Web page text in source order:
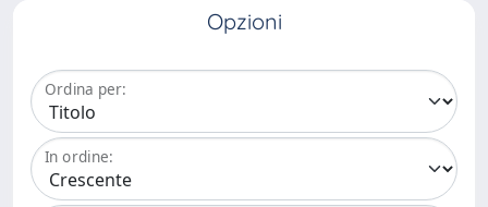
Opzioni
Ordina per:
In ordine: